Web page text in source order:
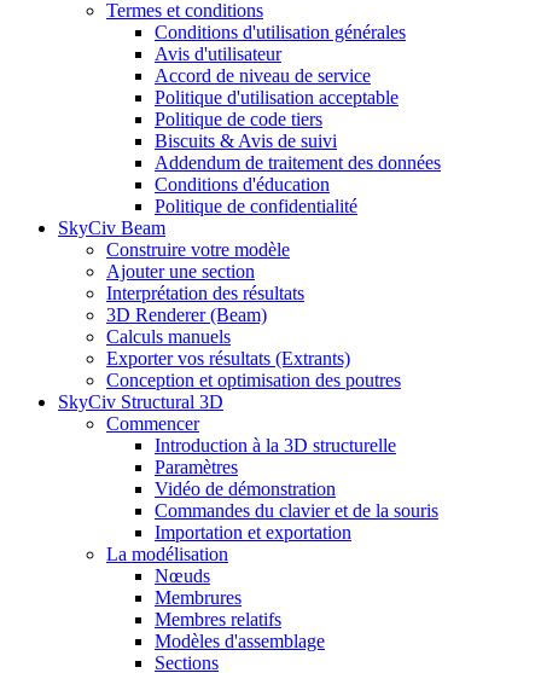
Termes et conditions
Conditions d'utilisation générales
Avis d'utilisateur
Accord de niveau de service
Politique d'utilisation acceptable
Politique de code tiers
Biscuits & Avis de suivi
Addendum de traitement des données
Conditions d'éducation
Politique de confidentialité
SkyCiv Beam
Construire votre modèle
Ajouter une section
Interprétation des résultats
3D Renderer (Beam)
Calculs manuels
Exporter vos résultats (Extrants)
Conception et optimisation des poutres
SkyCiv Structural 3D
Commencer
Introduction à la 3D structurelle
Paramètres
Vidéo de démonstration
Commandes du clavier et de la souris
Importation et exportation
La modélisation
Nœuds
Membrures
Membres relatifs
Modèles d'assemblage
Sections